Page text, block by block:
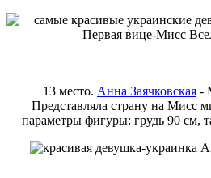
13 место. Анна Заячковская -
Представляла страну на Мисс
параметры фигуры: грудь 90 см,